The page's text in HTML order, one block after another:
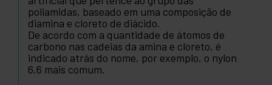
poliamidas, baseado em uma composição de
diamina e cloreto de diácido.
De acordo com a quantidade de átomos de
carbono nas cadeias da amina e cloreto, é
indicado atrás do nome, por exemplo, o nylon
6.6 mais comum.